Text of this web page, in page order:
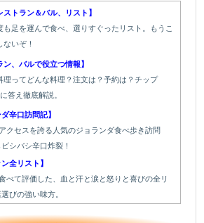
ストラン＆バル、リスト】
も足を運んで食べ、選りすぐったリスト。もうこ
いぞ！
ン、バルで役立つ情報】
理ってどんな料理？注文は？予約は？チップ
答え徹底解説。
ダ辛口訪問記】
クセスを誇る人気のジョランダ食べ歩き訪問
シバシ辛口炸裂！
ン全リスト】
べて評価した、血と汗と涙と怒りと喜びの全リ
びの強い味方。